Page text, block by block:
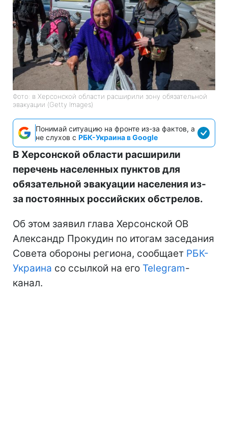
Фото: в Херсонской области расширили зону обязательной
эвакуации (Getty Images)
Понимай ситуацию на фронте из-за фактов, а
не слухов с РБК-Украина в Google
В Херсонской области расширили
перечень населенных пунктов для
обязательной эвакуации населения из-
за постоянных российских обстрелов.
Об этом заявил глава Херсонской ОВ
Александр Прокудин по итогам заседания
Совета обороны региона, сообщает РБК-
Украина со ссылкой на его Telegram-
канал.